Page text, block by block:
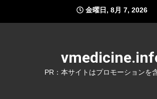
content
金曜日, 8月 7, 2026
PR：本サイトはプロモーションを